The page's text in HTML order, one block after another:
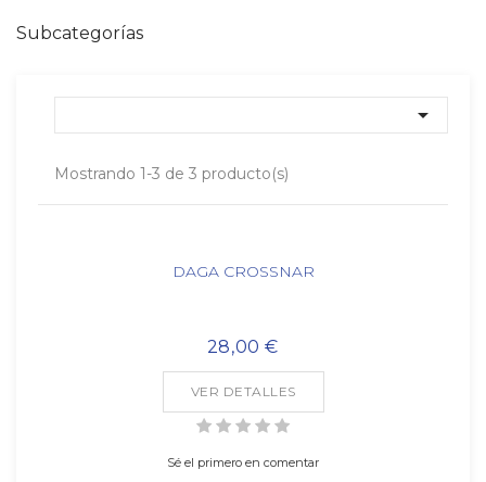
Subcategorías

Mostrando 1-3 de 3 producto(s)
DAGA CROSSNAR
28,00 €
VER DETALLES
Sé el primero en comentar